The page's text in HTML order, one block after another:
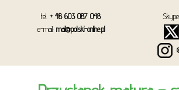
tel. + 48 603 087 048
e-mail: mail@polski-online.pl